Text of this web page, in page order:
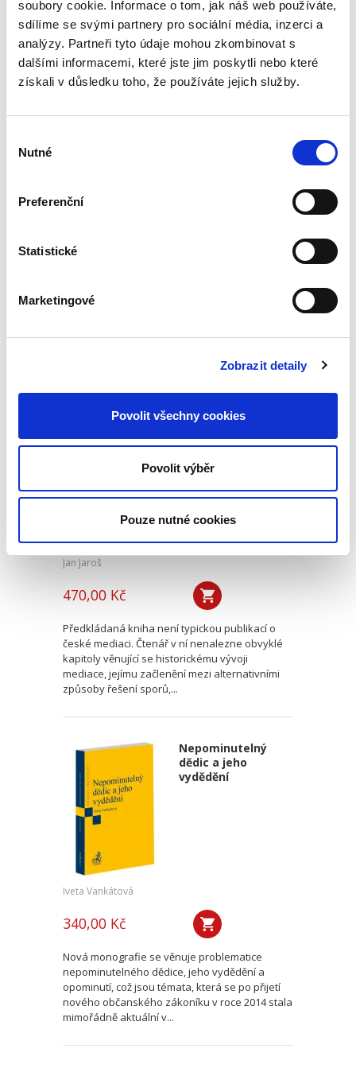
soubory cookie. Informace o tom, jak náš web používáte,
sdílíme se svými partnery pro sociální média, inzerci a
analýzy. Partneři tyto údaje mohou zkombinovat s
dalšími informacemi, které jste jim poskytli nebo které
získali v důsledku toho, že používáte jejich služby.
souhlasu
Nutné
Preferenční
Statistické
Marketingové
Zobrazit detaily
Povolit všechny cookies
Povolit výběr
Pouze nutné cookies
o jeho podobu v nalézacím sporném řízení.
Naproti tomu jeho...
Náhrada škody
zvířetem
Publikace pojednává o předpokladech vzniku
Mediace. Ohlédnutí
Jan Jaroš
470,00 Kč
Předkládaná kniha není typickou publikací o
české mediaci. Čtenář v ní nenalezne obvyklé
kapitoly věnující se historickému vývoji
mediace, jejímu začlenění mezi alternativními
způsoby řešení sporů,...
Nepominutelný
dědic a jeho
vydědění
Iveta Vankátová
340,00 Kč
Nová monografie se věnuje problematice
nepominutelného dědice, jeho vydědění a
opominutí, což jsou témata, která se po přijetí
nového občanského zákoníku v roce 2014 stala
mimořádně aktuální v...